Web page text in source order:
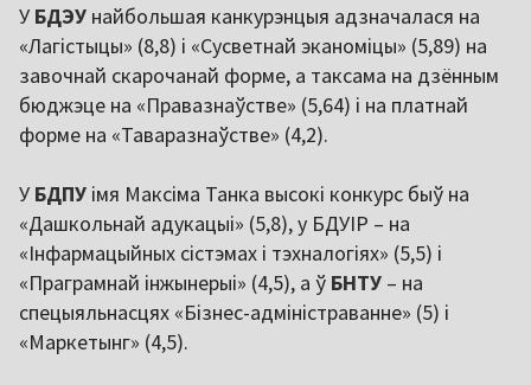
У БДЭУ найбольшая канкурэнцыя адзначалася на
«Лагістыцы» (8,8) і «Сусветнай эканоміцы» (5,89) на
завочнай скарочанай форме, а таксама на дзённым
бюджэце на «Правазнаўстве» (5,64) і на платнай
форме на «Таваразнаўстве» (4,2).
У БДПУ імя Максіма Танка высокі конкурс быў на
«Дашкольнай адукацыі» (5,8), у БДУІР – на
«Інфармацыйных сістэмах і тэхналогіях» (5,5) і
«Праграмнай інжынерыі» (4,5), а ў БНТУ – на
спецыяльнасцях «Бізнес-адміністраванне» (5) і
«Маркетынг» (4,5).